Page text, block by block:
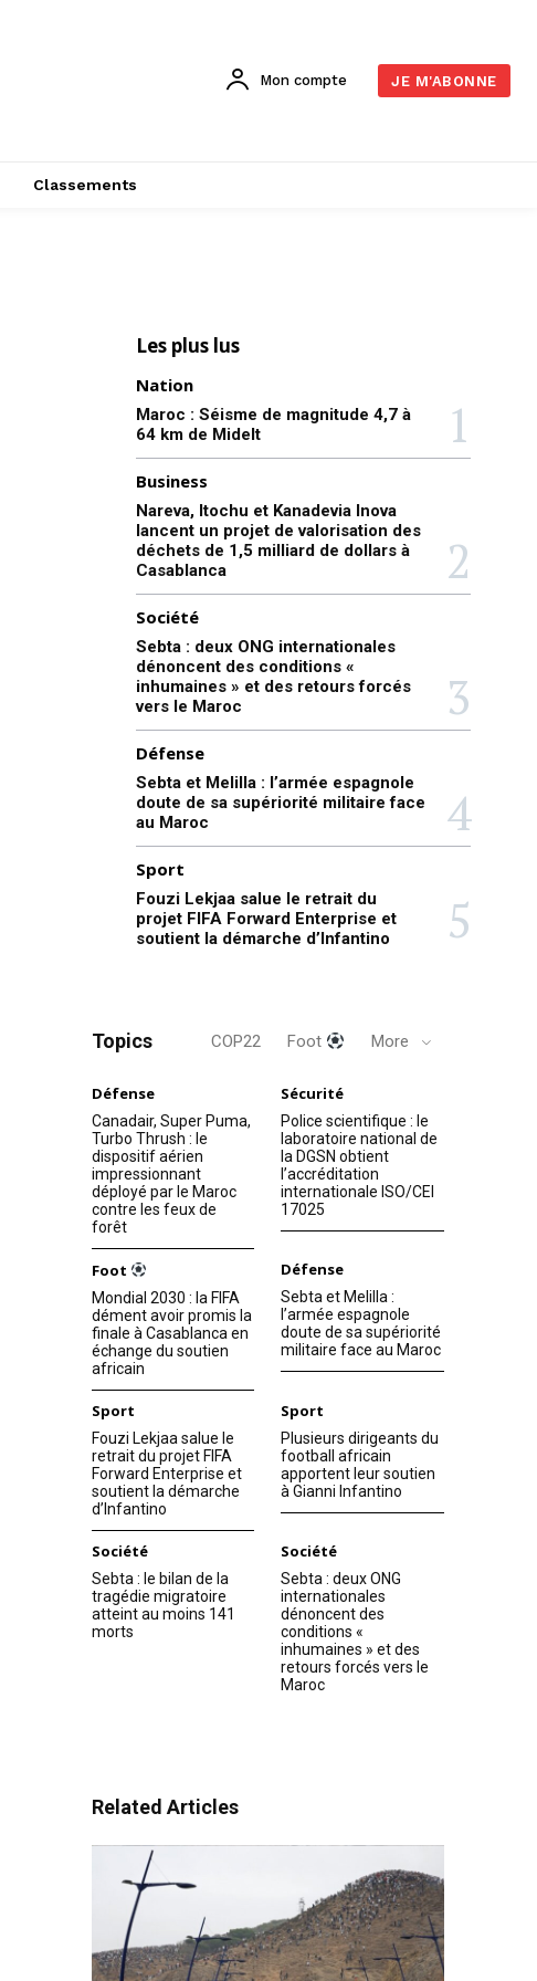
Mon compte JE M'ABONNE
Classements
Les plus lus
Nation
Maroc : Séisme de magnitude 4,7 à
64 km de Midelt
Business
Nareva, Itochu et Kanadevia Inova
lancent un projet de valorisation des
déchets de 1,5 milliard de dollars à
Casablanca
Société
Sebta : deux ONG internationales
dénoncent des conditions «
inhumaines » et des retours forcés
vers le Maroc
Défense
Sebta et Melilla : l’armée espagnole
doute de sa supériorité militaire face
au Maroc
Sport
Fouzi Lekjaa salue le retrait du
projet FIFA Forward Enterprise et
soutient la démarche d’Infantino
Topics COP22 Foot More
Défense
Canadair, Super Puma,
Turbo Thrush : le
dispositif aérien
impressionnant
déployé par le Maroc
contre les feux de
forêt
Sécurité
Police scientifique : le
laboratoire national de
la DGSN obtient
l’accréditation
internationale ISO/CEI
17025
Foot
Mondial 2030 : la FIFA
dément avoir promis la
finale à Casablanca en
échange du soutien
africain
Défense
Sebta et Melilla :
l’armée espagnole
doute de sa supériorité
militaire face au Maroc
Sport
Fouzi Lekjaa salue le
retrait du projet FIFA
Forward Enterprise et
soutient la démarche
d’Infantino
Sport
Plusieurs dirigeants du
football africain
apportent leur soutien
à Gianni Infantino
Société
Sebta : le bilan de la
tragédie migratoire
atteint au moins 141
morts
Société
Sebta : deux ONG
internationales
dénoncent des
conditions «
inhumaines » et des
retours forcés vers le
Maroc
Related Articles